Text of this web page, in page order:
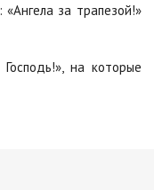
за трапезой!»
на которые